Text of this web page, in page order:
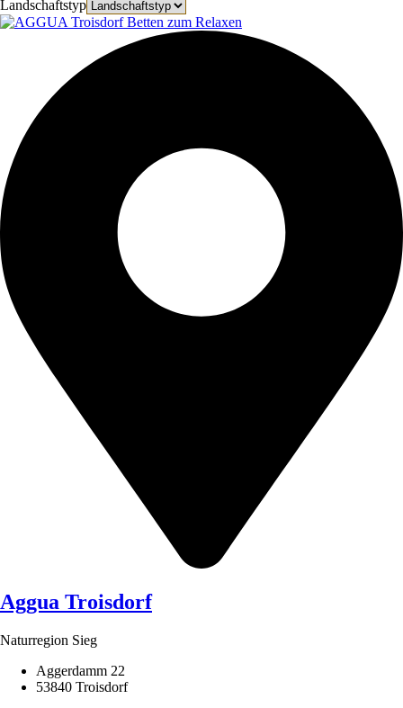
Landschaftstyp
Aggua Troisdorf
Naturregion Sieg
Aggerdamm 22
53840 Troisdorf